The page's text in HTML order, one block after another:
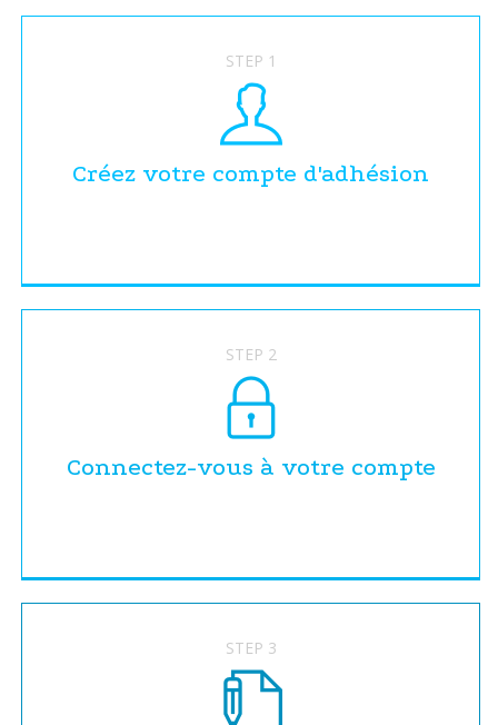
STEP 1
Créez votre compte d'adhésion
STEP 2
Connectez-vous à votre compte
STEP 3